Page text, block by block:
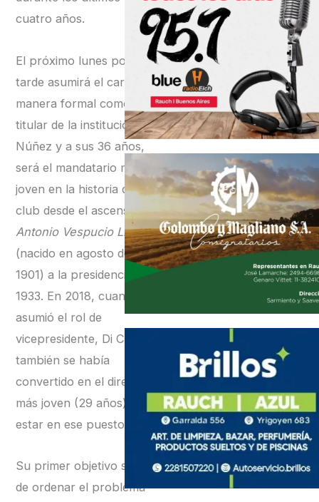
cuatro años.
El próximo lunes por la
tarde asumirá el cargo de
manera formal como
titular de la institución de
Núñez y a sus 36 años,
será el mandatario más
joven en la historia del
club desde el ascenso de
Antonio Vespucio Liberti
(nacido en agosto de
1901) a la presidencia en
1933. En 2018, cuando
asumió el rol de
vicepresidente, Di Carlo
también se había
convertido en el directivo
más joven (29 años) en
estar en ese puesto.
Su primer objetivo será el
de ordenar el problema